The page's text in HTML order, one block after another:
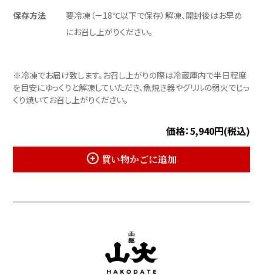
保存方法
要冷凍（－18℃以下で保存）解凍、開封後はお早め
にお召し上がりください。
※冷凍でお届け致します。お召し上がりの際は冷蔵庫内で半日程度
を目安にゆっくりと解凍していただき、魚焼き器やグリルの弱火でじっ
くり焼いてお召し上がりください。
価格：5,940円(税込)
買い物かごに追加